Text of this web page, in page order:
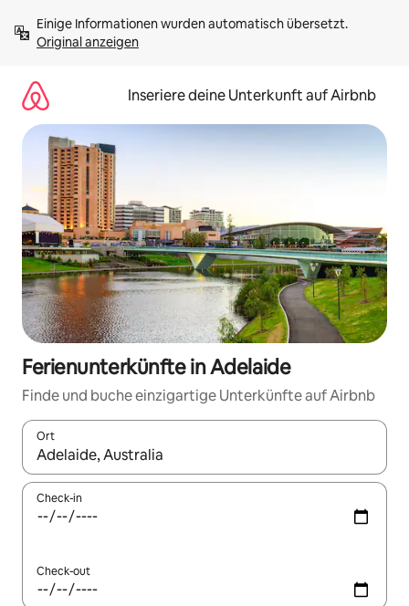
Inhalten
springenOriginal anzeigen
Inseriere deine Unterkunft auf Airbnb
Ferienunterkünfte in Adelaide
Finde und buche einzigartige Unterkünfte auf Airbnb
Ort
Wenn Ergebnisse verfügbar sind, navigiere mit den
Check-in
Check-out